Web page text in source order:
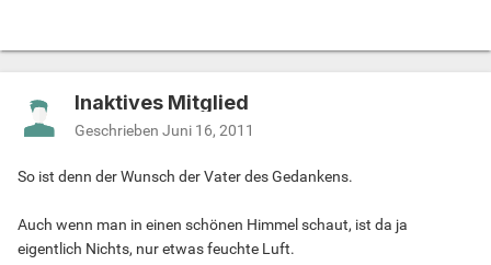
Inaktives Mitglied
Geschrieben Juni 16, 2011
So ist denn der Wunsch der Vater des Gedankens.
Auch wenn man in einen schönen Himmel schaut, ist da ja
eigentlich Nichts, nur etwas feuchte Luft.